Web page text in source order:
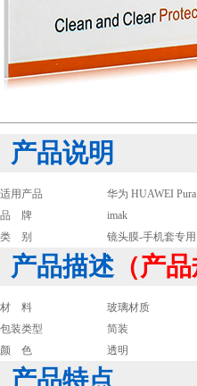
产品说明
适用产品
华为 HUAWEI Pura
品 牌
imak
类 别
镜头膜-手机套专用
产品描述 （产
材 料
玻璃材质
包装类型
简装
颜 色
透明
产品特点